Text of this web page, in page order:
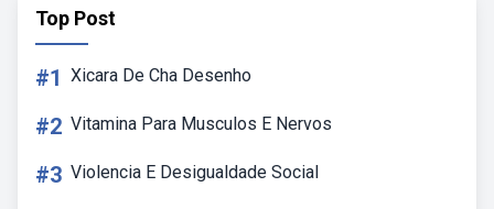
Top Post
#1 Xicara De Cha Desenho
#2 Vitamina Para Musculos E Nervos
#3 Violencia E Desigualdade Social